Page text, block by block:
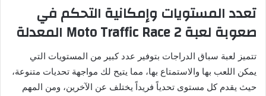
تعدد المستويات وإمكانية التحكم في
صعوبة لعبة Moto Traffic Race 2 المعدلة
تتميز لعبة سباق الدراجات بتوفير عدد كبير من المستويات التي
يمكن اللعب بها والاستمتاع بها، مما يتيح لك مواجهة تحديات متنوعة،
حيث يقدم كل مستوى تحدياً فريداً يختلف عن الآخرين، ومن المهم